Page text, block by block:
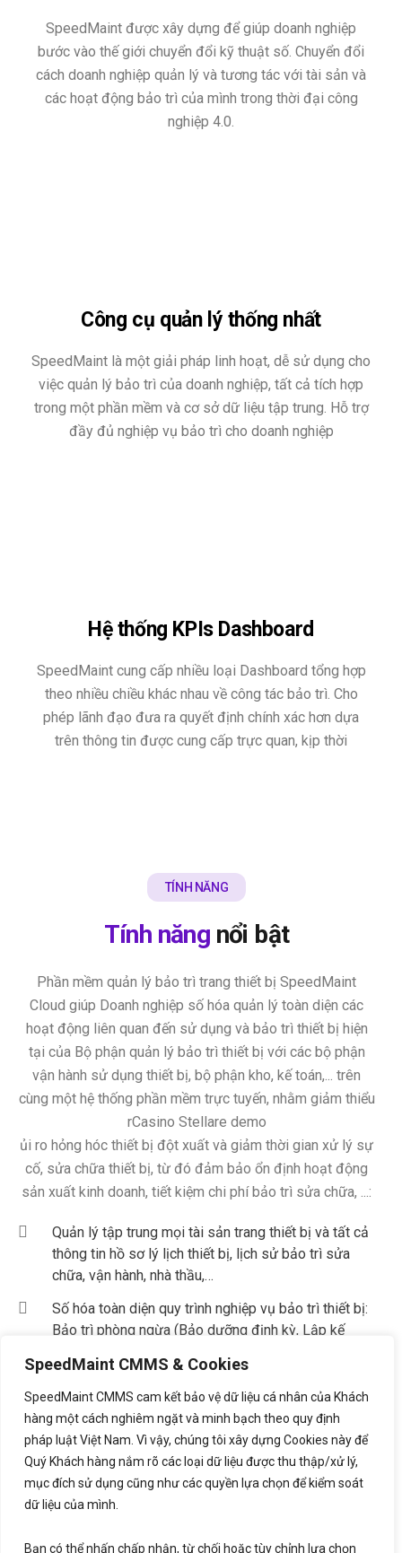
SpeedMaint CMMS & Cookies
SpeedMaint CMMS cam kết bảo vệ dữ liệu cá nhân của Khách
hàng một cách nghiêm ngặt và minh bạch theo quy định
pháp luật Việt Nam. Vì vậy, chúng tôi xây dựng Cookies này để
Quý Khách hàng nắm rõ các loại dữ liệu được thu thập/xử lý,
mục đích sử dụng cũng như các quyền lựa chọn để kiểm soát
dữ liệu của mình.
Bạn có thể nhấn chấp nhận, từ chối hoặc tùy chỉnh lựa chọn
SpeedMaint được xây dựng để giúp doanh nghiệp
bước vào thế giới chuyển đổi kỹ thuật số. Chuyển đổi
cách doanh nghiệp quản lý và tương tác với tài sản và
các hoạt động bảo trì của mình trong thời đại công
nghiệp 4.0.
Công cụ quản lý thống nhất
SpeedMaint là một giải pháp linh hoạt, dễ sử dụng cho
việc quản lý bảo trì của doanh nghiệp, tất cả tích hợp
trong một phần mềm và cơ sở dữ liệu tập trung. Hỗ trợ
đầy đủ nghiệp vụ bảo trì cho doanh nghiệp
Hệ thống KPIs Dashboard
SpeedMaint cung cấp nhiều loại Dashboard tổng hợp
theo nhiều chiều khác nhau về công tác bảo trì. Cho
phép lãnh đạo đưa ra quyết định chính xác hơn dựa
trên thông tin được cung cấp trực quan, kịp thời
TÍNH NĂNG
Tính năng nổi bật
Phần mềm quản lý bảo trì trang thiết bị SpeedMaint
Cloud giúp Doanh nghiệp số hóa quản lý toàn diện các
hoạt động liên quan đến sử dụng và bảo trì thiết bị hiện
tại của Bộ phận quản lý bảo trì thiết bị với các bộ phận
vận hành sử dụng thiết bị, bộ phận kho, kế toán,... trên
cùng một hệ thống phần mềm trực tuyến, nhằm giảm thiểu
rCasino Stellare demo
ủi ro hỏng hóc thiết bị đột xuất và giảm thời gian xử lý sự
cố, sửa chữa thiết bị, từ đó đảm bảo ổn định hoạt động
sản xuất kinh doanh, tiết kiệm chi phí bảo trì sửa chữa, ...:
Quản lý tập trung mọi tài sản trang thiết bị và tất cả
thông tin hồ sơ lý lịch thiết bị, lịch sử bảo trì sửa
chữa, vận hành, nhà thầu,…
Số hóa toàn diện quy trình nghiệp vụ bảo trì thiết bị:
Bảo trì phòng ngừa (Bảo dưỡng định kỳ, Lập kế
kiểm định thiết bị, Gửi yêu cầu bảo trì sự cố,...); Công
việc bảo trì (giao việc, thực hiện báo cáo kết quả,
trao đổi đánh giá kết quả)
Số hóa các nghiệp vụ liên quan đến Công việc bảo
trì: Quản lý kho vật tư phụ tùng bảo trì, Quản lý mua
sắm vật tư phục vụ bảo trì, Quản lý ngân sách bảo
trì